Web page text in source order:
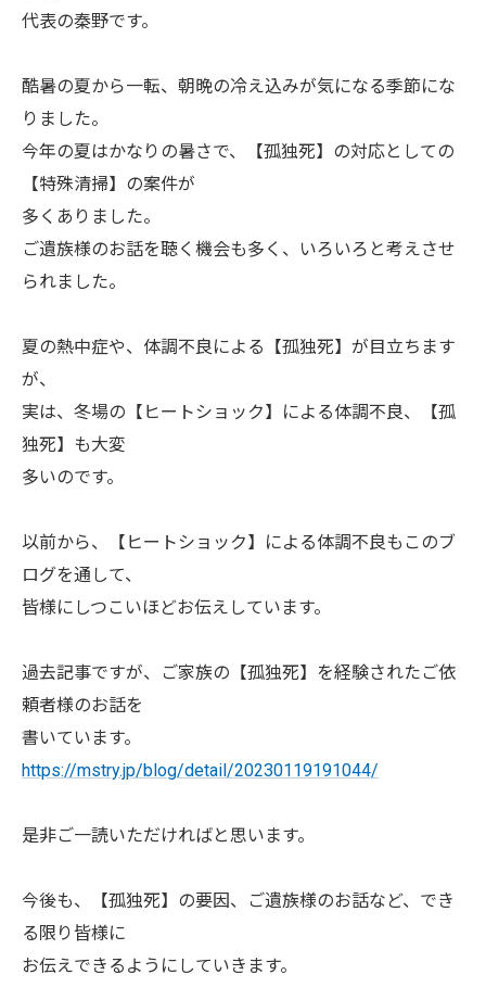
代表の秦野です。
酷暑の夏から一転、朝晩の冷え込みが気になる季節にな
りました。
今年の夏はかなりの暑さで、【孤独死】の対応としての
【特殊清掃】の案件が
多くありました。
ご遺族様のお話を聴く機会も多く、いろいろと考えさせ
られました。
夏の熱中症や、体調不良による【孤独死】が目立ちます
が、
実は、冬場の【ヒートショック】による体調不良、【孤
独死】も大変
多いのです。
以前から、【ヒートショック】による体調不良もこのブ
ログを通して、
皆様にしつこいほどお伝えしています。
過去記事ですが、ご家族の【孤独死】を経験されたご依
頼者様のお話を
書いています。
https://mstry.jp/blog/detail/20230119191044/
是非ご一読いただければと思います。
今後も、【孤独死】の要因、ご遺族様のお話など、でき
る限り皆様に
お伝えできるようにしていきます。